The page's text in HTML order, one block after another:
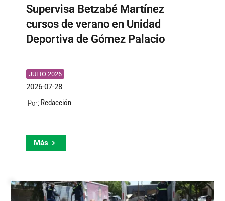
Supervisa Betzabé Martínez
cursos de verano en Unidad
Deportiva de Gómez Palacio
JULIO 2026
2026-07-28
Por: Redacción
Más